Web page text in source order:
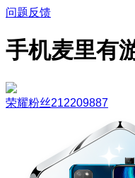
问题反馈
手机麦里有
荣耀粉丝212209887